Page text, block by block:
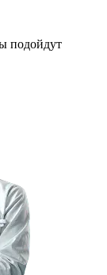
подойдут